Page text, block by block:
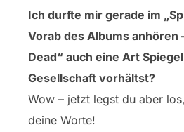
Ich durfte mir gerade im
Vorab des Albums anhören
Dead“ auch eine Art
Gesellschaft vorhältst?
Wow – jetzt legst du aber
deine Worte!